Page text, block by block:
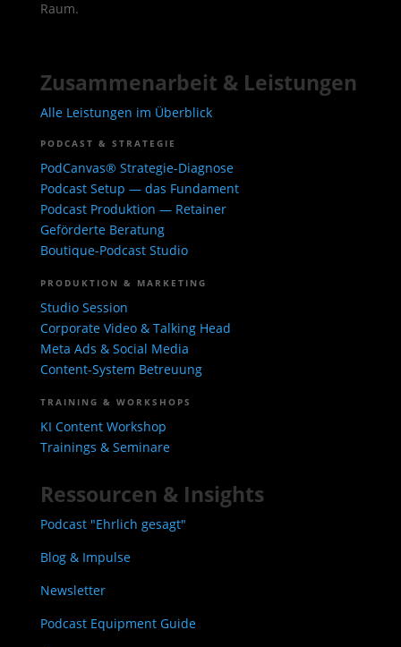
Raum.
Zusammenarbeit & Leistungen
Alle Leistungen im Überblick
PODCAST & STRATEGIE
PodCanvas® Strategie-Diagnose
Podcast Setup — das Fundament
Podcast Produktion — Retainer
Geförderte Beratung
Boutique-Podcast Studio
PRODUKTION & MARKETING
Studio Session
Corporate Video & Talking Head
Meta Ads & Social Media
Content-System Betreuung
TRAINING & WORKSHOPS
KI Content Workshop
Trainings & Seminare
Ressourcen & Insights
Podcast "Ehrlich gesagt"
Blog & Impulse
Newsletter
Podcast Equipment Guide